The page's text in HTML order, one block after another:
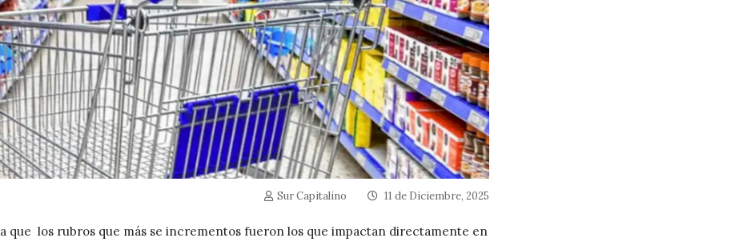
Sur Capitalino 11 de Diciembre, 2025
que los rubros que más se incrementos fueron los que impactan directamente en